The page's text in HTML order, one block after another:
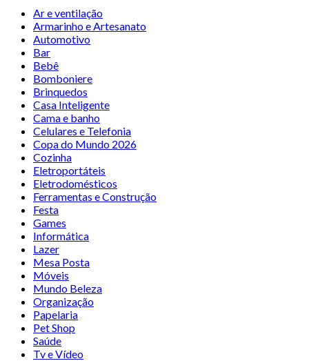
Ar e ventilação
Armarinho e Artesanato
Automotivo
Bar
Bebê
Bomboniere
Brinquedos
Casa Inteligente
Cama e banho
Celulares e Telefonia
Copa do Mundo 2026
Cozinha
Eletroportáteis
Eletrodomésticos
Ferramentas e Construção
Festa
Games
Informática
Lazer
Mesa Posta
Móveis
Mundo Beleza
Organização
Papelaria
Pet Shop
Saúde
Tv e Vídeo